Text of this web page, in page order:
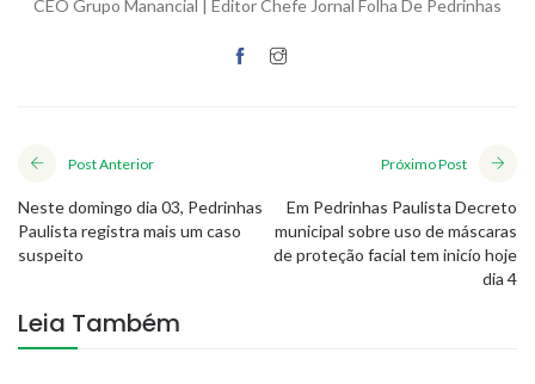
CEO Grupo Manancial | Editor Chefe Jornal Folha De Pedrinhas
Post Anterior
Neste domingo dia 03, Pedrinhas
Paulista registra mais um caso
suspeito
Próximo Post
Em Pedrinhas Paulista Decreto
municipal sobre uso de máscaras
de proteção facial tem inicío hoje
dia 4
Leia Também